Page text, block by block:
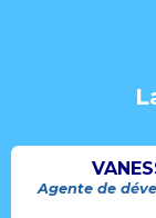
Agente de